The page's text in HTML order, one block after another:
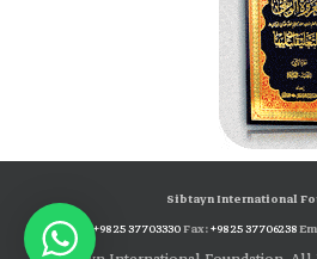
Sibtayn International
Tel:
+98 25 37703330Fax:+98 25 37706238